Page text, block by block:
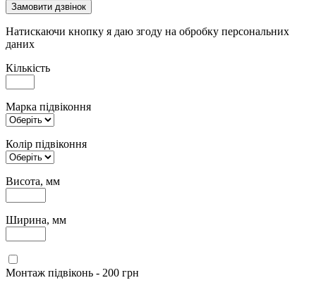
Замовити дзвінок
Натискаючи кнопку я даю згоду на обробку персональних
даних
Кількість
Марка підвіконня
Колір підвіконня
Висота, мм
Ширина, мм
Монтаж підвіконь - 200 грн